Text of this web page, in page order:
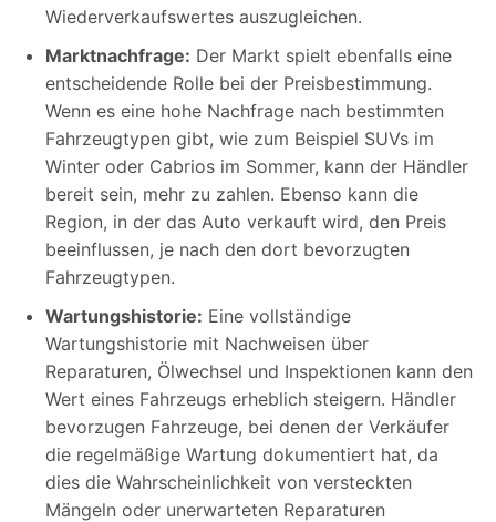
Wiederverkaufswertes auszugleichen.
Marktnachfrage: Der Markt spielt ebenfalls eine
entscheidende Rolle bei der Preisbestimmung.
Wenn es eine hohe Nachfrage nach bestimmten
Fahrzeugtypen gibt, wie zum Beispiel SUVs im
Winter oder Cabrios im Sommer, kann der Händler
bereit sein, mehr zu zahlen. Ebenso kann die
Region, in der das Auto verkauft wird, den Preis
beeinflussen, je nach den dort bevorzugten
Fahrzeugtypen.
Wartungshistorie: Eine vollständige
Wartungshistorie mit Nachweisen über
Reparaturen, Ölwechsel und Inspektionen kann den
Wert eines Fahrzeugs erheblich steigern. Händler
bevorzugen Fahrzeuge, bei denen der Verkäufer
die regelmäßige Wartung dokumentiert hat, da
dies die Wahrscheinlichkeit von versteckten
Mängeln oder unerwarteten Reparaturen